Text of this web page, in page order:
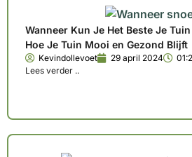
Wanneer Kun Je Het Beste Je
Hoe Je Tuin Mooi en Gezond Blijft
Kevindollevoet 29 april 2024
Lees verder ..